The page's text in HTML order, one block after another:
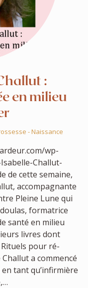
:
en milieu
-Naissance
wp-
Challut-
de cette semaine,
accompagnante
Pleine Lune qui
formatrice
santé en milieu
livres dont
pour ré-
a commencé
tant qu’infirmière